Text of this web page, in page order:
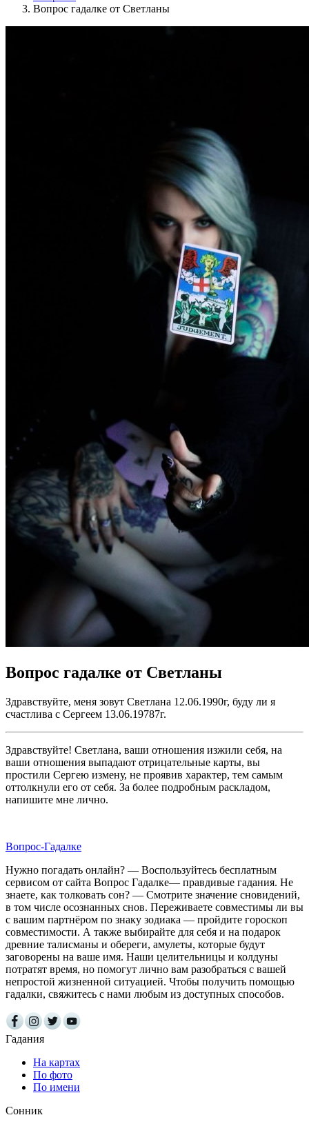
Вопрос гадалке от Светланы
Вопрос гадалке от Светланы
Здравствуйте, меня зовут Светлана 12.06.1990г, буду ли я
счастлива с Сергеем 13.06.19787г.
Здравствуйте! Светлана, ваши отношения изжили себя, на
ваши отношения выпадают отрицательные карты, вы
простили Сергею измену, не проявив характер, тем самым
оттолкнули его от себя. За более подробным раскладом,
напишите мне лично.
Вопрос-Гадалке
Нужно погадать онлайн? — Воспользуйтесь бесплатным
сервисом от сайта Вопрос Гадалке— правдивые гадания. Не
знаете, как толковать сон? — Смотрите значение сновидений,
в том числе осознанных снов. Переживаете совместимы ли вы
с вашим партнёром по знаку зодиака — пройдите гороскоп
совместимости. А также выбирайте для себя и на подарок
древние талисманы и обереги, амулеты, которые будут
заговорены на ваше имя. Наши целительницы и колдуны
потратят время, но помогут лично вам разобраться с вашей
непростой жизненной ситуацией. Чтобы получить помощью
гадалки, свяжитесь с нами любым из доступных способов.
Гадания
На картах
По фото
По имени
Сонник